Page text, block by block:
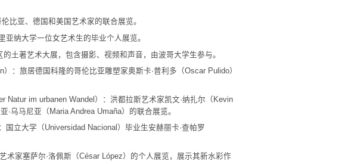
比亚、德国和美国艺术家的联合展览。
亚纳大学一位女艺术生的毕业个人展览。
的土著艺术大展，包含摄影、视频和声音，由波哥大学生参与。
）：旅居德国科隆的哥伦比亚雕塑家奥斯卡·普利多（Oscar Pulido）
Natur im urbanen Wandel）：洪都拉斯艺术家凯文·纳扎尔（Kevin
·乌马尼亚（Maria Andrea Umaña）的联合展览。
国立大学（Universidad Nacional）毕业生安赫丽卡·查帕罗
术家塞萨尔·洛佩斯（César López）的个人展览，展示其新水彩作